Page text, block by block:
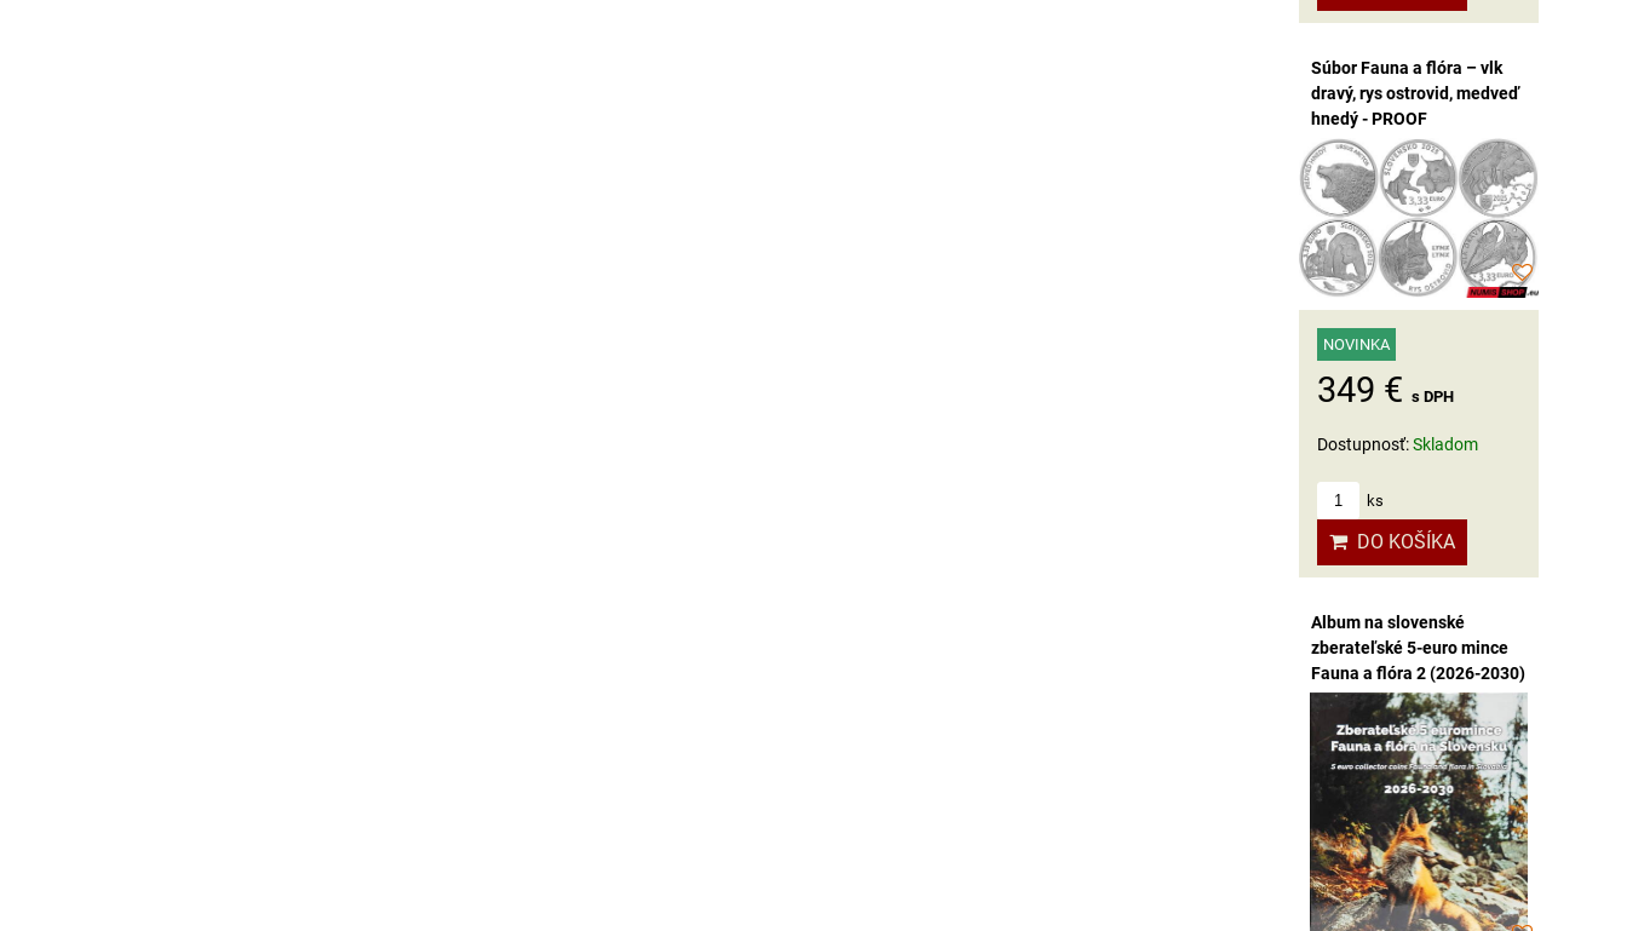
Súbor Fauna a flóra – vlk
dravý, rys ostrovid, medveď
hnedý - PROOF
NOVINKA
349 € s DPH
Dostupnosť:Skladom
ks
DO KOŠÍKA
Album na slovenské
zberateľské 5-euro mince
Fauna a flóra 2 (2026-2030)